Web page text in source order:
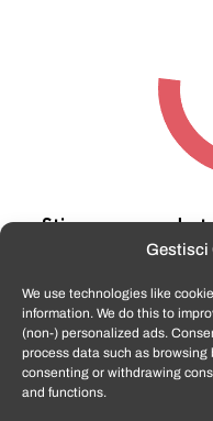
Gestisci
We use technologies like
information. We do this to
(non-) personalized ads.
process data such as
consenting or withdrawing
and functions.
Stiamo cercando
smartphone
di tutte le marche,
ONEPLUS,